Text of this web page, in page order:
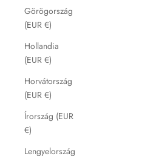
Görögország
(EUR €)
Hollandia
(EUR €)
Horvátország
(EUR €)
Írország (EUR
€)
Lengyelország